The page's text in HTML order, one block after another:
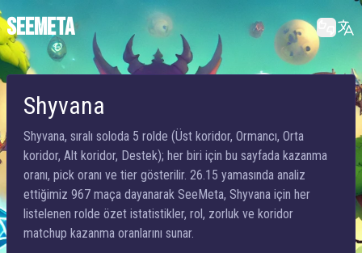
SEEMETA
Shyvana
Shyvana, sıralı soloda 5 rolde (Üst koridor, Ormancı, Orta
koridor, Alt koridor, Destek); her biri için bu sayfada kazanma
oranı, pick oranı ve tier gösterilir. 26.15 yamasında analiz
ettiğimiz 967 maça dayanarak SeeMeta, Shyvana için her
listelenen rolde özet istatistikler, rol, zorluk ve koridor
matchup kazanma oranlarını sunar.